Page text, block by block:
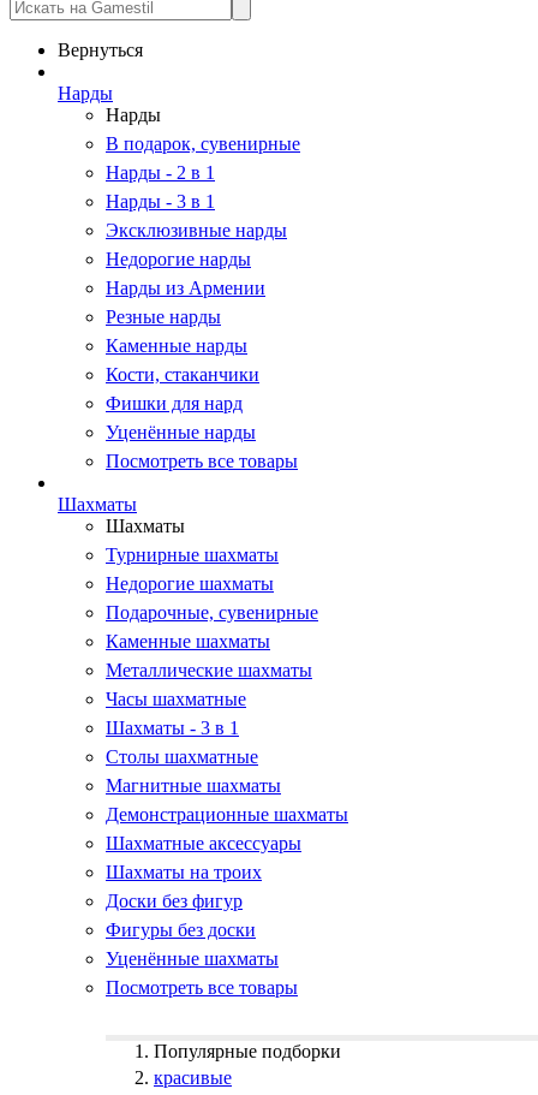
Вернуться
Нарды
Нарды
В подарок, сувенирные
Нарды - 2 в 1
Нарды - 3 в 1
Эксклюзивные нарды
Недорогие нарды
Нарды из Армении
Резные нарды
Каменные нарды
Кости, стаканчики
Фишки для нард
Уценённые нарды
Посмотреть все товары
Шахматы
Шахматы
Турнирные шахматы
Недорогие шахматы
Подарочные, сувенирные
Каменные шахматы
Металлические шахматы
Часы шахматные
Шахматы - 3 в 1
Столы шахматные
Магнитные шахматы
Демонстрационные шахматы
Шахматные аксессуары
Шахматы на троих
Доски без фигур
Фигуры без доски
Уценённые шахматы
Посмотреть все товары
Популярные подборки
красивые